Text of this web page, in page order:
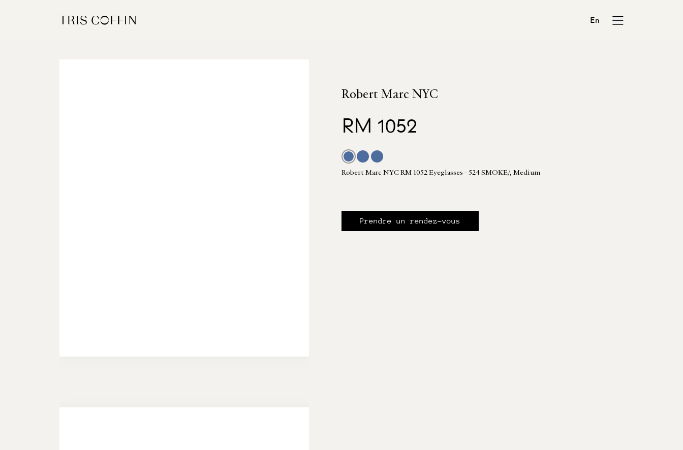
En
Robert Marc NYC
RM 1052
Robert Marc NYC RM 1052 Eyeglasses - 524 SMOKE/, Medium
Prendre un rendez-vous